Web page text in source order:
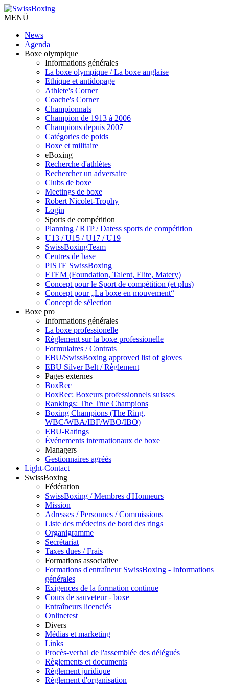
MENÜ
News
Agenda
Boxe olympique
Informations générales
La boxe olympique / La boxe anglaise
Ethique et antidopage
Athlete's Corner
Coache's Corner
Championnats
Champion de 1913 à 2006
Champions depuis 2007
Catégories de poids
Boxe et militaire
eBoxing
Recherche d'athlètes
Rechercher un adversaire
Clubs de boxe
Meetings de boxe
Robert Nicolet-Trophy
Login
Sports de compétition
Planning / RTP / Datess sports de compétition
U13 / U15 / U17 / U19
SwissBoxingTeam
Centres de base
PISTE SwissBoxing
FTEM (Foundation, Talent, Elite, Matery)
Concept pour le Sport de compétition (et plus)
Concept pour „La boxe en mouvement“
Concept de sélection
Boxe pro
Informations générales
La boxe professionelle
Règlement sur la boxe professionelle
Formulaires / Contrats
EBU/SwissBoxing approved list of gloves
EBU Silver Belt / Règlement
Pages externes
BoxRec
BoxRec: Boxeurs professionnels suisses
Rankings: The True Champions
Boxing Champions (The Ring,
WBC/WBA/IBF/WBO/IBO)
EBU-Ratings
Événements internationaux de boxe
Managers
Gestionnaires agréés
Light-Contact
SwissBoxing
Fédération
SwissBoxing / Membres d'Honneurs
Mission
Adresses / Personnes / Commissions
Liste des médecins de bord des rings
Organigramme
Secrétariat
Taxes dues / Frais
Formations associative
Formations d'entraîneur SwissBoxing - Informations
générales
Exigences de la formation continue
Cours de sauveteur - boxe
Entraîneurs licenciés
Onlinetest
Divers
Médias et marketing
Links
Procès-verbal de l'assemblée des délégués
Règlements et documents
Règlement juridique
Règlement d'organisation